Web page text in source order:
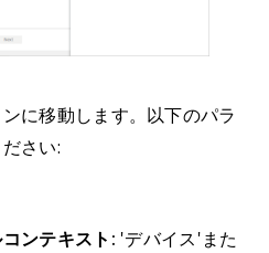
に移動します。以下のパラ
さい:
ンテキスト: 'デバイス'また